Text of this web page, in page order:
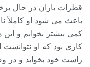
قطرات باران در حال
باعث می شود او کاملاً
کمی بیشتر بخوابم و
کاری بود که او
راست خود بخوابد و در